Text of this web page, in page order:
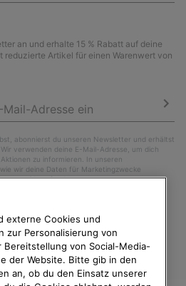
an und erhalte 15 % Rabatt auf deine
reduzierte Artikel für einen Warenwert von
abonnierst du unseren Newsletter und erhältst
verwenden deine E-Mail-Adresse, um dich
zu informieren. In unseren
wir deine Daten für Marketingzwecke
widerrufen kannst.
externe Cookies und
zur Personalisierung von
Bereitstellung von Social-Media-
der Website. Bitte gib in den
an, ob du den Einsatz unserer